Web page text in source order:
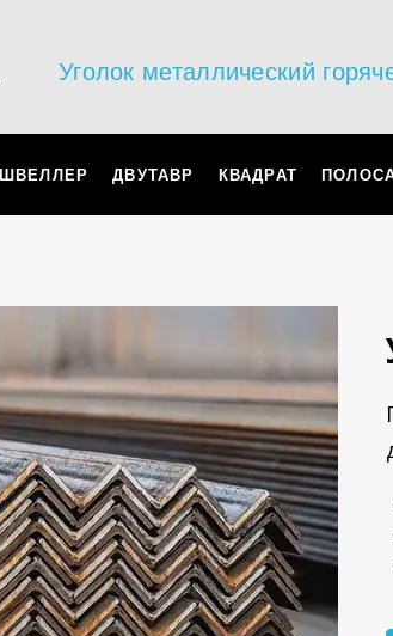
Уголок металлический
ШВЕЛЛЕР ДВУТАВР КВАДРАТ